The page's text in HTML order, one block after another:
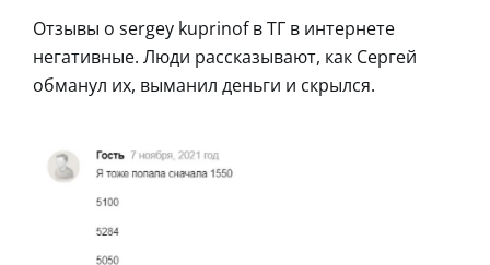
Отзывы о sergey kuprinof в ТГ в интернете
негативные. Люди рассказывают, как Сергей
обманул их, выманил деньги и скрылся.